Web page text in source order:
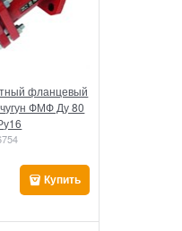
фланцевый
ФМФ Ду 80
Купить